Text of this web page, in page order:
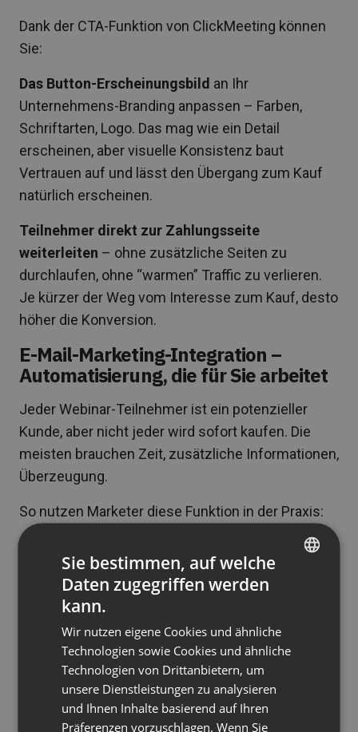
Dank der CTA-Funktion von ClickMeeting können
Sie:
Das Button-Erscheinungsbild an Ihr
Unternehmens-Branding anpassen – Farben,
Schriftarten, Logo. Das mag wie ein Detail
erscheinen, aber visuelle Konsistenz baut
Vertrauen auf und lässt den Übergang zum Kauf
natürlich erscheinen.
Teilnehmer direkt zur Zahlungsseite
weiterleiten – ohne zusätzliche Seiten zu
durchlaufen, ohne “warmen” Traffic zu verlieren.
Je kürzer der Weg vom Interesse zum Kauf, desto
höher die Konversion.
E-Mail-Marketing-Integration –
Automatisierung, die für Sie arbeitet
Jeder Webinar-Teilnehmer ist ein potenzieller
Kunde, aber nicht jeder wird sofort kaufen. Die
meisten brauchen Zeit, zusätzliche Informationen,
Überzeugung.
So nutzen Marketer diese Funktion in der Praxis:
Follow-up-E-Mails einrichten, die die Postfächer
der Teilnehmer nach dem Event erreichen. Und
das ohne ClickMeeting zu verlassen!
Teilnehmer-Segmentierungbasierend auf ihrem
Verhalten während des Webinars ermöglicht
Kommunikations-Personalisierung – diejenigen,
die bis zum Ende geblieben sind, erhalten andere
ENGLISH
GERMAN
POLISH
RUSSIAN
SPANISH
Sie bestimmen, auf welche
Daten zugegriffen werden
kann.
Wir nutzen eigene Cookies und ähnliche
Technologien sowie Cookies und ähnliche
Technologien von Drittanbietern, um
unsere Dienstleistungen zu analysieren
und Ihnen Inhalte basierend auf Ihren
Präferenzen vorzuschlagen. Wenn Sie